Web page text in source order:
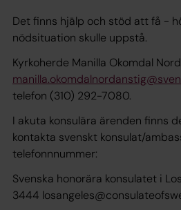
Det finns hjälp och stöd att få -
nödsituation skulle uppstå.
Kyrkoherde Manilla Okomdal
telefon (310) 292-7080.
I akuta konsulära ärenden finns
kontakta svenskt konsulat/
telefonnnummer:
Svenska honorära konsulatet i
3444